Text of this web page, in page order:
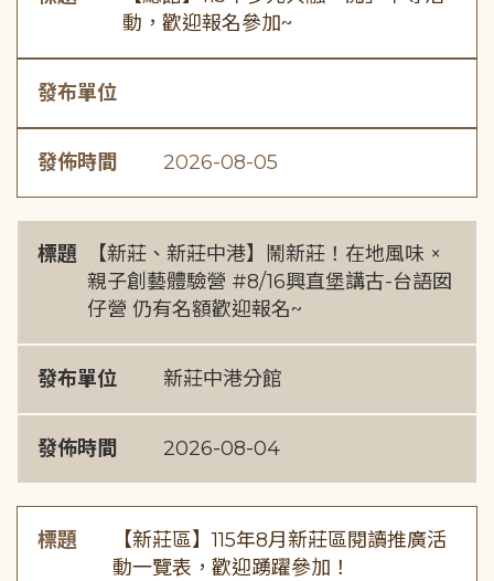
動，歡迎報名參加~
發布單位
發佈時間 2026-08-05
標題
【新莊、新莊中港】鬧新莊！在地風味 ×
親子創藝體驗營 #8/16興直堡講古-台語囡
仔營 仍有名額歡迎報名~
發布單位 新莊中港分館
發佈時間 2026-08-04
標題
【新莊區】115年8月新莊區閱讀推廣活
動一覽表，歡迎踴躍參加！